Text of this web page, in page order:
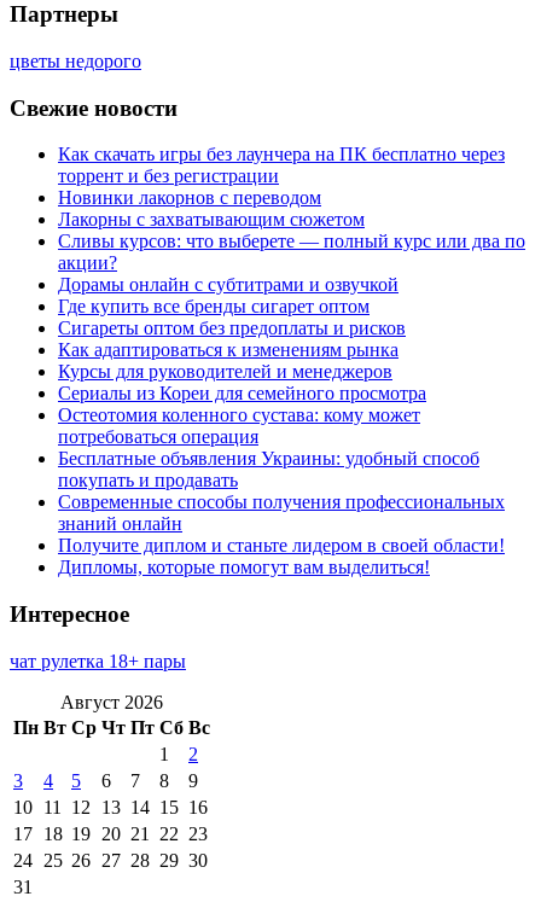
Партнеры
цветы недорого
Свежие новости
Как скачать игры без лаунчера на ПК бесплатно через
торрент и без регистрации
Новинки лакорнов с переводом
Лакорны с захватывающим сюжетом
Сливы курсов: что выберете — полный курс или два по
акции?
Дорамы онлайн с субтитрами и озвучкой
Где купить все бренды сигарет оптом
Сигареты оптом без предоплаты и рисков
Как адаптироваться к изменениям рынка
Курсы для руководителей и менеджеров
Сериалы из Кореи для семейного просмотра
Остеотомия коленного сустава: кому может
потребоваться операция
Бесплатные объявления Украины: удобный способ
покупать и продавать
Современные способы получения профессиональных
знаний онлайн
Получите диплом и станьте лидером в своей области!
Дипломы, которые помогут вам выделиться!
Интересное
чат рулетка 18+ пары
Август 2026
Пн Вт Ср Чт Пт Сб Вс
1
2
3
4 5 6 7 8
9
10 11 12 13 14 15 16
17 18 19 20 21 22 23
24 25 26 27 28 29 30
31